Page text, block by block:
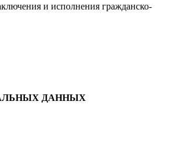
и исполнения гражданско-
ДАННЫХ